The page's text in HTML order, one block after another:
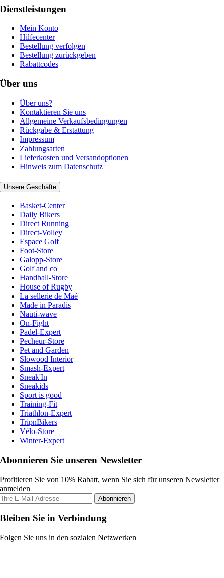
Dienstleistungen
Mein Konto
Hilfecenter
Bestellung verfolgen
Bestellung zurückgeben
Rabattcodes
Über uns
Über uns?
Kontaktieren Sie uns
Allgemeine Verkaufsbedingungen
Rückgabe & Erstattung
Impressum
Zahlungsarten
Lieferkosten und Versandoptionen
Hinweis zum Datenschutz
Unsere Geschäfte
Basket-Center
Daily Bikers
Direct Running
Direct-Volley
Espace Golf
Foot-Store
Galopp-Store
Golf and co
Handball-Store
House of Rugby
La sellerie de Maé
Made in Paradis
Nauti-wave
On-Fight
Padel-Expert
Pecheur-Store
Pet and Garden
Slowood Interior
Smash-Expert
Sneak'In
Sneakids
Sport is good
Training-Fit
Triathlon-Expert
TripnBikers
Vélo-Store
Winter-Expert
Abonnieren Sie unseren Newsletter
Profitieren Sie von 10% Rabatt, wenn Sie sich für unseren Newsletter
anmelden
Abonnieren
Bleiben Sie in Verbindung
Folgen Sie uns in den sozialen Netzwerken